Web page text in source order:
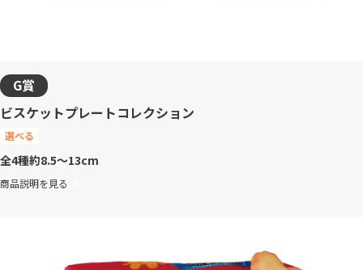
G賞
ビスケットプレートコレクション
選べる
全4種約8.5～13cm
商品説明を見る